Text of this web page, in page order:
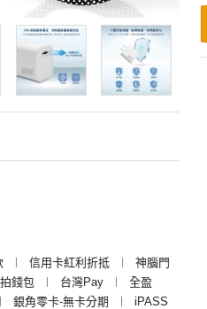
︱ 信用卡紅利折抵 ︱
神腦門
錢包 ︱ 台灣Pay ︱
全盈
︱ 銀角零卡-無卡分期 ︱
iPASS